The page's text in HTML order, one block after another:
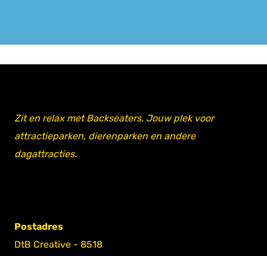
Zit en relax met Backseaters. Jouw plek voor
attractieparken, dierenparken en andere
dagattracties.
Postadres
DtB Creative - 8518